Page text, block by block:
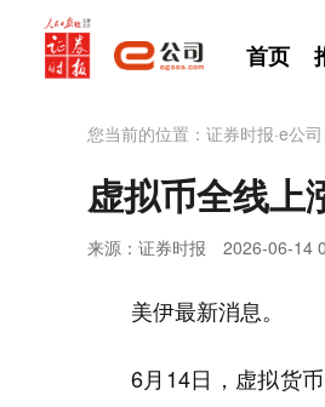
首页
您当前的位置： 证券时报·e公司
虚拟币全线上
来源：证券时报 2026-06-14
美伊最新消息。
6月14日，虚拟货